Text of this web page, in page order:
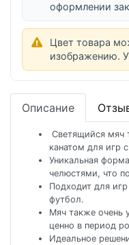
оформлении
Цвет товара
изображению.
Описание
Светящийся мяч
канатом для игр
Уникальная
челюстями, что
Подходит для
футбол.
Мяч также очень
ценно в период
Идеальное